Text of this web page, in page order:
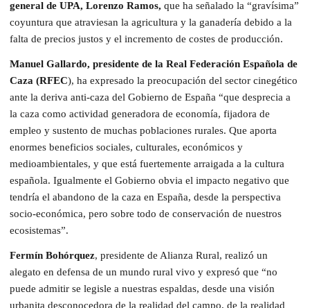
general de UPA, Lorenzo Ramos, que ha señalado la “gravísima”
coyuntura que atraviesan la agricultura y la ganadería debido a la
falta de precios justos y el incremento de costes de producción.
Manuel Gallardo, presidente de la Real Federación Española de
Caza (RFEC), ha expresado la preocupación del sector cinegético
ante la deriva anti-caza del Gobierno de España “que desprecia a
la caza como actividad generadora de economía, fijadora de
empleo y sustento de muchas poblaciones rurales. Que aporta
enormes beneficios sociales, culturales, económicos y
medioambientales, y que está fuertemente arraigada a la cultura
española. Igualmente el Gobierno obvia el impacto negativo que
tendría el abandono de la caza en España, desde la perspectiva
socio-económica, pero sobre todo de conservación de nuestros
ecosistemas”.
Fermín Bohórquez, presidente de Alianza Rural, realizó un
alegato en defensa de un mundo rural vivo y expresó que “no
puede admitir se legisle a nuestras espaldas, desde una visión
urbanita desconocedora de la realidad del campo, de la realidad